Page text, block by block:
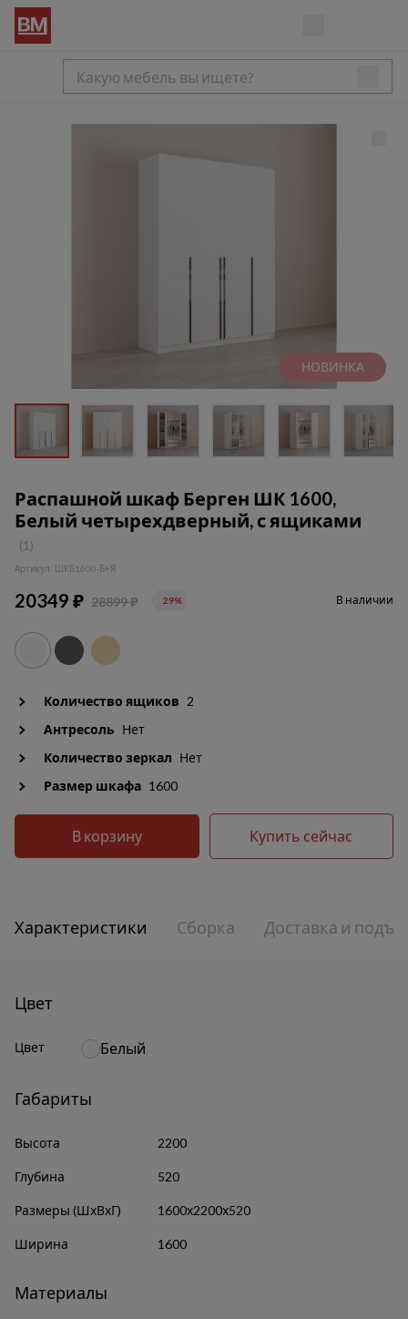
НОВИНКА
Распашной шкаф Берген ШК 1600,
Белый четырехдверный, с ящиками
(1)
Артикул: ШКБ1600-Б+Я
20349 ₽ 28899 ₽ 29% В наличии
Количество ящиков 2
Антресоль Нет
Количество зеркал Нет
Размер шкафа 1600
В корзину Купить сейчас
Характеристики Сборка Доставка и
Цвет
Цвет Белый
Габариты
Высота 2200
Глубина 520
Размеры (ШхВхГ) 1600х2200х520
Ширина 1600
Материалы